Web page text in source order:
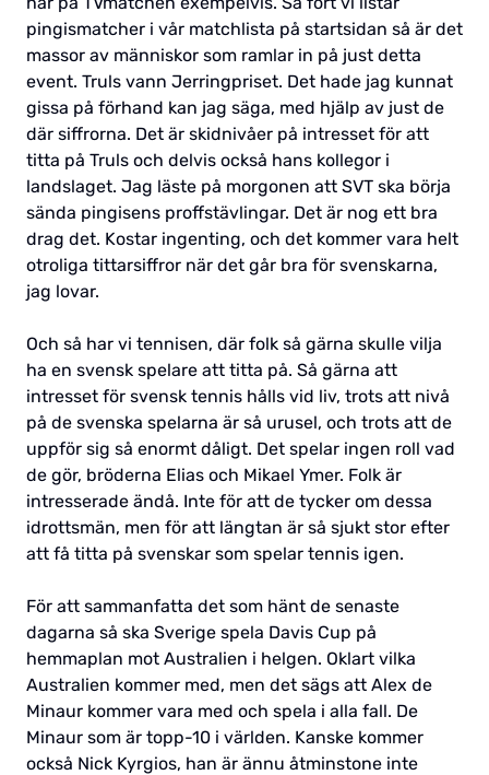
pingismatcher i vår matchlista på startsidan så är det
massor av människor som ramlar in på just detta
event. Truls vann Jerringpriset. Det hade jag kunnat
gissa på förhand kan jag säga, med hjälp av just de
där siffrorna. Det är skidnivåer på intresset för att
titta på Truls och delvis också hans kollegor i
landslaget. Jag läste på morgonen att SVT ska börja
sända pingisens proffstävlingar. Det är nog ett bra
drag det. Kostar ingenting, och det kommer vara helt
otroliga tittarsiffror när det går bra för svenskarna,
jag lovar.
Och så har vi tennisen, där folk så gärna skulle vilja
ha en svensk spelare att titta på. Så gärna att
intresset för svensk tennis hålls vid liv, trots att nivå
på de svenska spelarna är så urusel, och trots att de
uppför sig så enormt dåligt. Det spelar ingen roll vad
de gör, bröderna Elias och Mikael Ymer. Folk är
intresserade ändå. Inte för att de tycker om dessa
idrottsmän, men för att längtan är så sjukt stor efter
att få titta på svenskar som spelar tennis igen.
För att sammanfatta det som hänt de senaste
dagarna så ska Sverige spela Davis Cup på
hemmaplan mot Australien i helgen. Oklart vilka
Australien kommer med, men det sägs att Alex de
Minaur kommer vara med och spela i alla fall. De
Minaur som är topp-10 i världen. Kanske kommer
också Nick Kyrgios, han är ännu åtminstone inte